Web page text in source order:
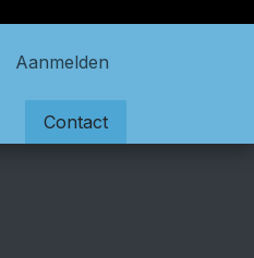
Aanmelden
Contact